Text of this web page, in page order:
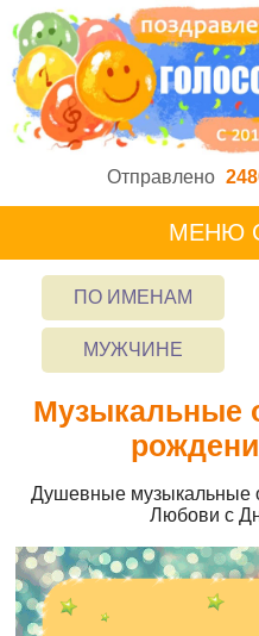
Отправлено
МЕНЮ
ПО ИМЕНАМ
МУЖЧИНЕ
Музыкальные
Душевные музыкальные
Любови с